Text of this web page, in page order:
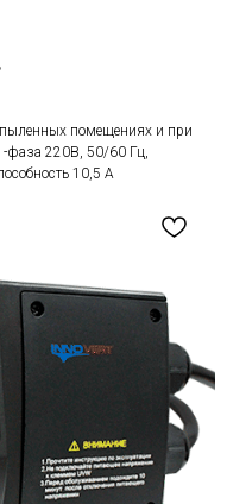
помещениях и при
фаза 220В, 50/60 Гц,
10,5 А